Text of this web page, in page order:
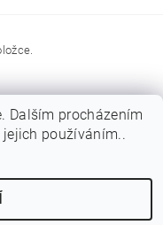
Dalším procházením
používáním..